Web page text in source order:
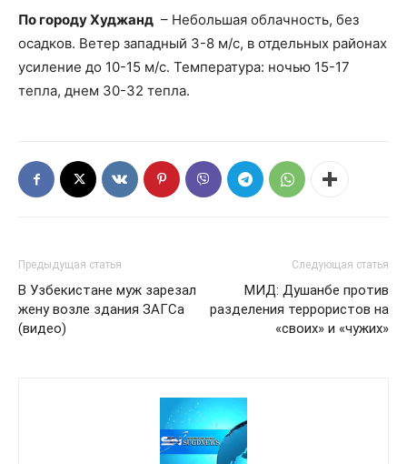
По городу Худжанд – Небольшая облачность, без
осадков. Ветер западный 3-8 м/с, в отдельных районах
усиление до 10-15 м/с. Температура: ночью 15-17
тепла, днем 30-32 тепла.
Предыдущая статья
В Узбекистане муж зарезал
жену возле здания ЗАГСа
(видео)
Следующая статья
МИД: Душанбе против
разделения террористов на
«своих» и «чужих»